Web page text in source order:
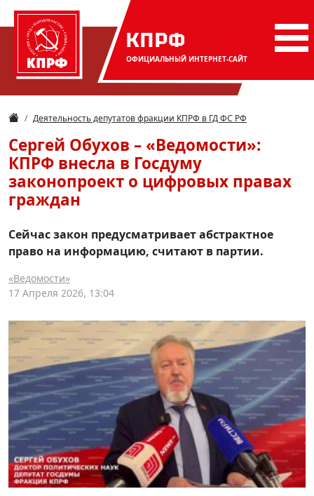
КПРФ
ОФИЦИАЛЬНЫЙ ИНТЕРНЕТ-САЙТ
Деятельность депутатов фракции КПРФ в ГД ФС РФ
Сергей Обухов – «Ведомости»:
КПРФ внесла в Госдуму
законопроект о цифровых правах
граждан
Сейчас закон предусматривает абстрактное
право на информацию, считают в партии.
«Ведомости»
17 Апреля 2026, 13:04